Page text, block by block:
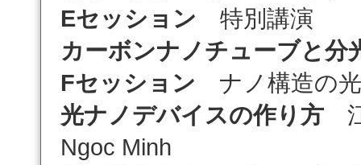
Eセッション 特別講演
カーボンナノチューブと分
Fセッション ナノ構造の
光ナノデバイスの作り方
Ngoc Minh